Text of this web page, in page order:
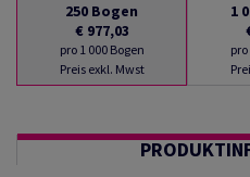
250 Bogen
€ 977,03
pro 1 000 Bogen
Preis exkl. Mwst
1